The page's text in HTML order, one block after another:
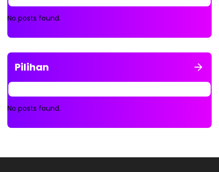
No posts found.
Pilihan
No posts found.